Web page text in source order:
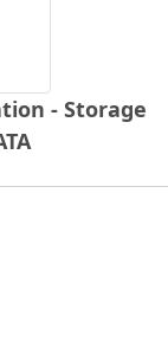
- Storage